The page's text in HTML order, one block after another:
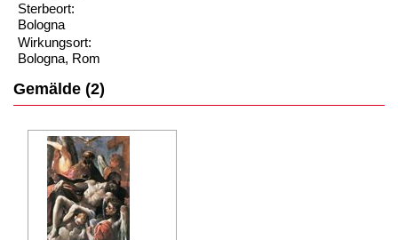
Sterbeort:
Bologna
Wirkungsort:
Bologna, Rom
Gemälde (2)